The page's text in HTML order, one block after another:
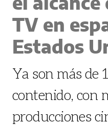
TV en
Estados
Ya son más de
contenido, con
producciones